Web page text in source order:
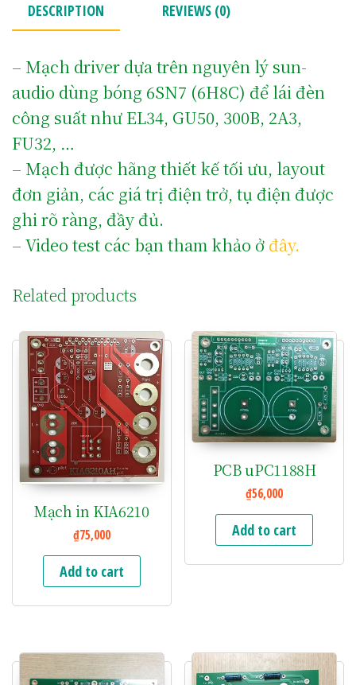
DESCRIPTION REVIEWS (0)
– Mạch driver dựa trên nguyên lý sun-
audio dùng bóng 6SN7 (6H8C) để lái đèn
công suất như EL34, GU50, 300B, 2A3,
FU32, …
– Mạch được hãng thiết kế tối ưu, layout
đơn giản, các giá trị điện trở, tụ điện được
ghi rõ ràng, đầy đủ.
– Video test các bạn tham khảo ở đây.
Related products
Mạch in KIA6210
₫75,000
Add to cart
PCB uPC1188H
₫56,000
Add to cart